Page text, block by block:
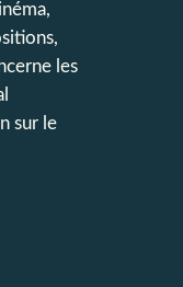
les
sur le